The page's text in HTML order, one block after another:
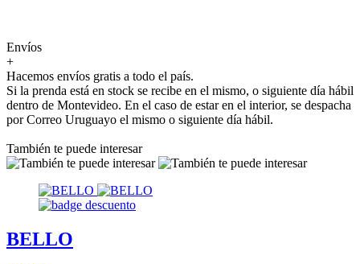
Envíos
+
Hacemos envíos gratis a todo el país.
Si la prenda está en stock se recibe en el mismo, o siguiente día hábil
dentro de Montevideo. En el caso de estar en el interior, se despacha
por Correo Uruguayo el mismo o siguiente día hábil.
También te puede interesar
BELLO